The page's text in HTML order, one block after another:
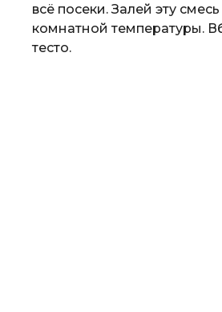
всё посеки. Залей эту
комнатной температуры.
тесто.